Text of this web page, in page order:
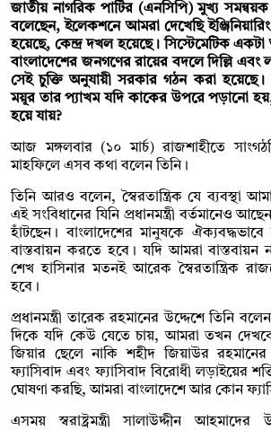
জাতীয় নাগরিক পার্টির (এনসিপি) মুখ্য সমন্বয়ক
বলেছেন, ইলেকশনে আমরা দেখেছি
হয়েছে, কেন্দ্র দখল হয়েছে। সিস্টেমেটিক
বাংলাদেশের জনগণের রায়ের বদলে দিল্লি এবং
সেই চুক্তি অনুযায়ী সরকার গঠন করা
ময়ূর তার প্যাখম যদি কাকের উপরে পড়ানো
হয়ে যায়?
আজ মঙ্গলবার (১০ মার্চ) রাজশাহীতে
মাহফিলে এসব কথা বলেন তিনি।
তিনি আরও বলেন, স্বৈরতান্ত্রিক যে ব্যবস্থা
এই সংবিধানের যিনি প্রধানমন্ত্রী বর্তমানেও
হাঁটছেন। বাংলাদেশের মানুষকে ঐক্যবদ্ধভাবে
বাস্তবায়ন করতে হবে। যদি আমরা বাস্তবায়ন
শেখ হাসিনার মতনই আরেক স্বৈরতান্ত্রিক
হবে।
প্রধানমন্ত্রী তারেক রহমানের উদ্দেশে তিনি
দিকে যদি কেউ যেতে চায়, আমরা তখন
জিয়ার ছেলে নাকি শহীদ জিয়াউর
ফ্যাসিবাদ এবং ফ্যাসিবাদ বিরোধী লড়াইয়ের
ঘোষণা করছি, আমরা বাংলাদেশে আর কোন
এসময় স্বরাষ্ট্রমন্ত্রী সালাউদ্দীন